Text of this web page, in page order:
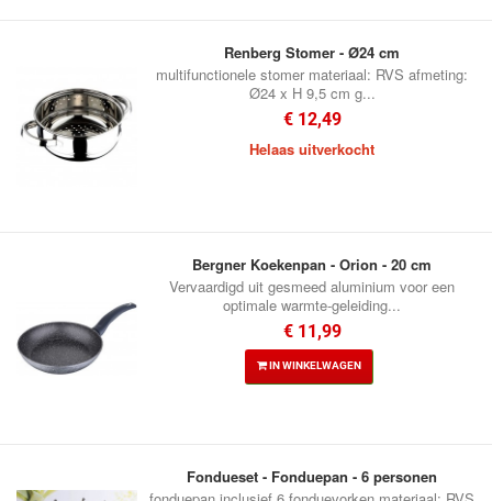
Renberg Stomer - Ø24 cm
multifunctionele stomer materiaal: RVS afmeting:
Ø24 x H 9,5 cm g...
€ 12,49
Helaas uitverkocht
Bergner Koekenpan - Orion - 20 cm
Vervaardigd uit gesmeed aluminium voor een
optimale warmte-geleiding...
€ 11,99
IN WINKELWAGEN
Fondueset - Fonduepan - 6 personen